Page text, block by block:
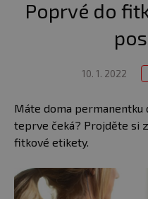
Poprvé do
10. 1. 2022
Máte doma permanentku
teprve čeká? Projděte si
fitkové etikety.